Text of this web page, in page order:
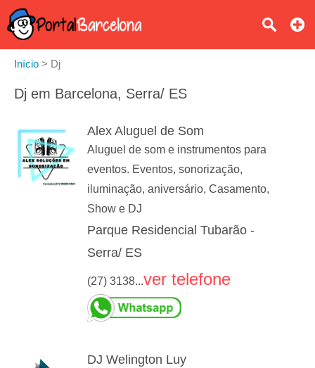
Início > Dj
Dj em Barcelona, Serra/ ES
Alex Aluguel de Som
Aluguel de som e instrumentos para
eventos. Eventos, sonorização,
iluminação, aniversário, Casamento,
Show e DJ
Parque Residencial Tubarão -
Serra/ ES
(27) 3138...ver telefone
DJ Welington Luy